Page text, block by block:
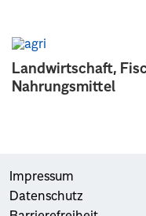
Landwirtschaft,
Nahrungsmittel
Impressum
Datenschutz